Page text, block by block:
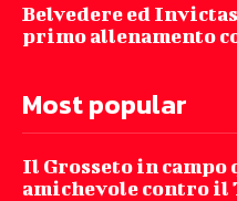
Belvedere ed
primo allenamento
Most popular
Il Grosseto in
amichevole contro il